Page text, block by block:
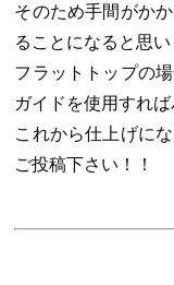
そのため手間がか
ることになると思い
フラットトップの
ガイドを使用すれ
これから仕上げに
ご投稿下さい！！